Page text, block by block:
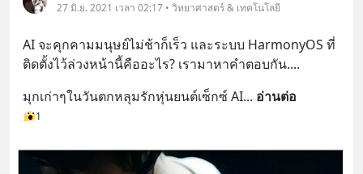
27 มิ.ย. 2021 เวลา 02:17 • วิทยาศาสตร์ & เทคโนโลยี
AI จะคุกคามมนุษย์ไม่ช้าก็เร็ว และระบบ HarmonyOS ที่
ติดตั้งไว้ล่วงหน้านี้คืออะไร? เรามาหาคำตอบกัน....
มุก​เก่าๆ​ใน​วันตกหลุมรักหุ่นยนต์เซ็กซ์ AI... อ่านต่อ
1